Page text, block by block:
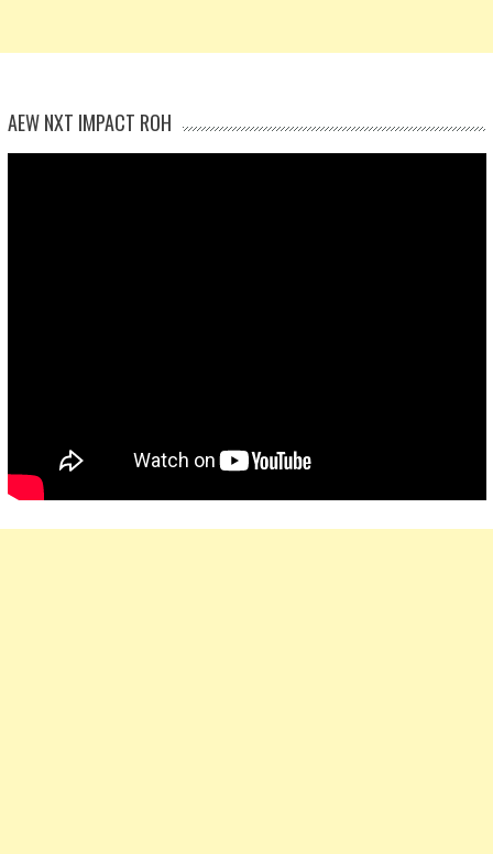
AEW NXT IMPACT ROH